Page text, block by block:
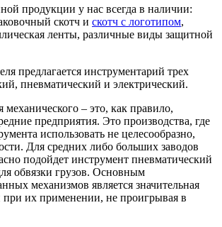
продукции у нас всегда в наличии:
скотч и скотч с логотипом,
ленты, различные виды защитной
предлагается инструментарий трех
пневматический и электрический.
– это, как правило,
предприятия. Это производства, где
использовать не целесообразно,
Для средних либо больших заводов
подойдет инструмент пневматический
обвязки грузов. Основным
механизмов является значительная
при их применении, не проигрывая в